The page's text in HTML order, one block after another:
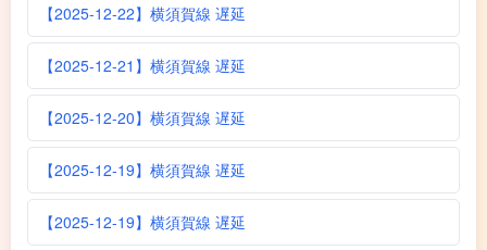
【2025-12-22】横須賀線 遅延
【2025-12-21】横須賀線 遅延
【2025-12-20】横須賀線 遅延
【2025-12-19】横須賀線 遅延
【2025-12-19】横須賀線 遅延